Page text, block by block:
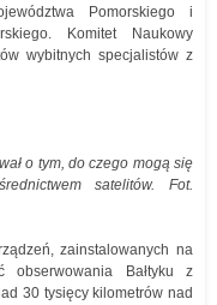
Pomorskiego i
Komitet Naukowy
wybitnych specjalistów z
o tym, do czego mogą się
satelitów. Fot.
zainstalowanych na
obserwowania Bałtyku z
30 tysięcy kilometrów nad